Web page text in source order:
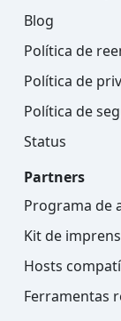
Blog
Política de
Política de
Política de
Status
Partners
Programa de
Kit de
Hosts
Ferramentas